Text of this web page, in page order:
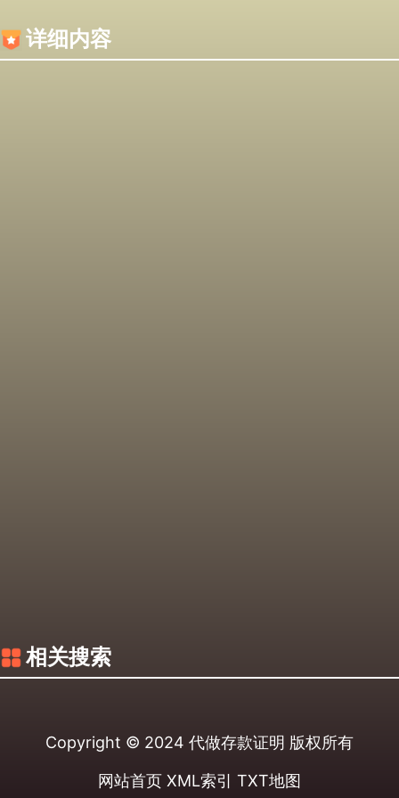
详细内容
相关搜索
Copyright © 2024 代做存款证明 版权所有
网站首页 XML索引 TXT地图